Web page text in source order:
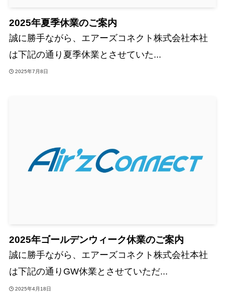
2025年夏季休業のご案内
誠に勝手ながら、エアーズコネクト株式会社本社
は下記の通り夏季休業とさせていた...
2025年7月8日
2025年ゴールデンウィーク休業のご案内
誠に勝手ながら、エアーズコネクト株式会社本社
は下記の通りGW休業とさせていただ...
2025年4月18日